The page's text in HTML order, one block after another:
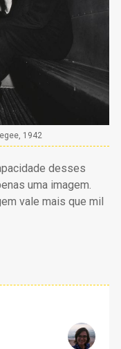
1942
desses
uma imagem.
vale mais que mil